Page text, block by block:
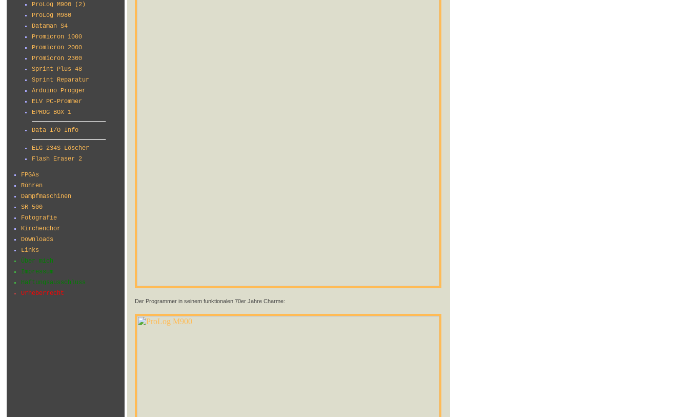
ProLog M900 (2)
ProLog M980
Dataman S4
Promicron 1000
Promicron 2000
Promicron 2300
Sprint Plus 48
Sprint Reparatur
Arduino Progger
ELV PC-Prommer
EPROG BOX 1
Data I/O Info
ELG 234S Löscher
Flash Eraser 2
FPGAs
Röhren
Dampfmaschinen
SR 500
Fotografie
Kirchenchor
Downloads
Links
Über mich
Impressum
Haftungsausschluss
Urheberrecht
Der Programmer in seinem funktionalen 70er Jahre Charme: